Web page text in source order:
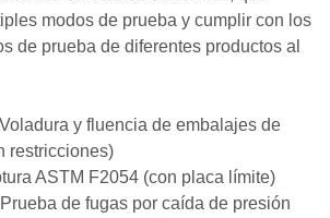
modos de prueba y cumplir con los
de prueba de diferentes productos al
Voladura y fluencia de embalajes de
restricciones)
ASTM F2054 (con placa límite)
Prueba de fugas por caída de presión